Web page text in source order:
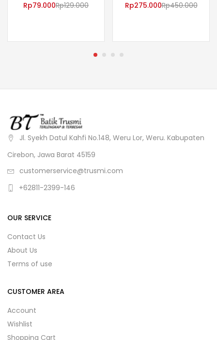
Rp79.000Rp129.000
Rp275.000Rp450.000
Jl. Syekh Datul Kahfi No.148, Weru Lor, Weru. Kabupaten
Cirebon, Jawa Barat 45159
customerservice@trusmi.com
+62811-2399-146
OUR SERVICE
Contact Us
About Us
Terms of use
CUSTOMER AREA
Account
Wishlist
Shopping Cart